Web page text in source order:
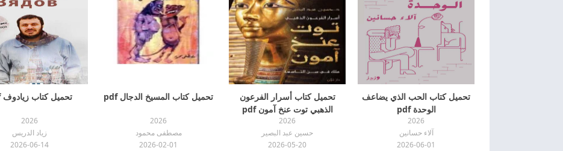
تحميل كتاب الحب الذي يضاعف
الوحدة pdf
2026
آلاء حسانين
2026-06-01
تحميل كتاب أسرار الفرعون
الذهبي توت عنخ آمون pdf
2026
حسين عبد البصير
2026-05-20
تحميل كتاب المسيخ الدجال pdf
2026
مصطفى محمود
2026-02-01
تحميل كتاب زيادوف pdf
2026
زياد الدريس
2026-06-14